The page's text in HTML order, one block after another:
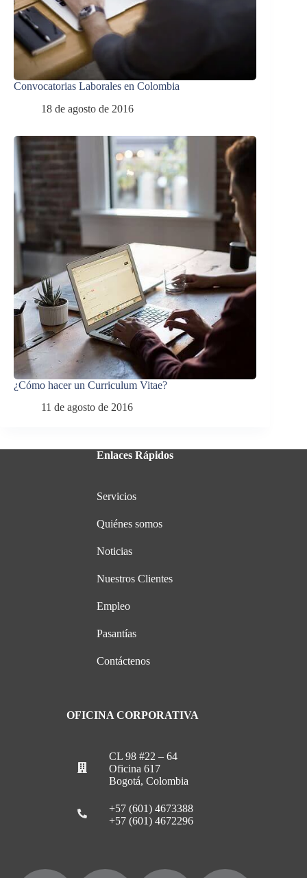
Convocatorias Laborales en Colombia
18 de agosto de 2016
¿Cómo hacer un Curriculum Vitae?
11 de agosto de 2016
Enlaces Rápidos
Servicios
Quiénes somos
Noticias
Nuestros Clientes
Empleo
Pasantías
Contáctenos
OFICINA CORPORATIVA
CL 98 #22 – 64
Oficina 617
Bogotá, Colombia
+57 (601) 4673388
+57 (601) 4672296